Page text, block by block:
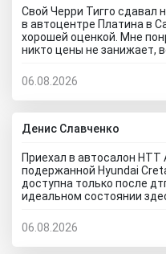
Свой Черри Тигго сдавал
в автоцентре Платина в
хорошей оценкой. Мне
никто цены не занижает,
предложили подготовку
клиента это важно,
все быстро и поставили
ждать , пока тачку
справятся так как тут
06.08.2026
Денис Славченко
Приехал в автосалон НТТ
подержанной Hyundai
доступна только после
идеальном состоянии
почти не ездила! Я ушел
расклад не подходит.
намного дешевле, чем
06.08.2026